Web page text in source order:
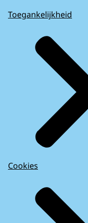
Toegankelijkheid
Cookies